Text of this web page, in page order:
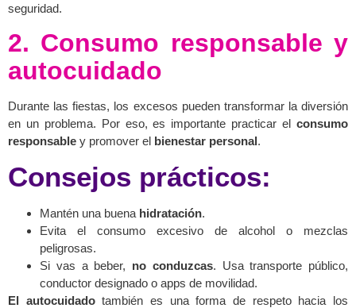
seguridad.
2. Consumo responsable y
autocuidado
Durante las fiestas, los excesos pueden transformar la diversión
en un problema. Por eso, es importante practicar el consumo
responsable y promover el bienestar personal.
Consejos prácticos:
Mantén una buena hidratación.
Evita el consumo excesivo de alcohol o mezclas
peligrosas.
Si vas a beber, no conduzcas. Usa transporte público,
conductor designado o apps de movilidad.
El autocuidadotambién es una forma de respeto hacia los